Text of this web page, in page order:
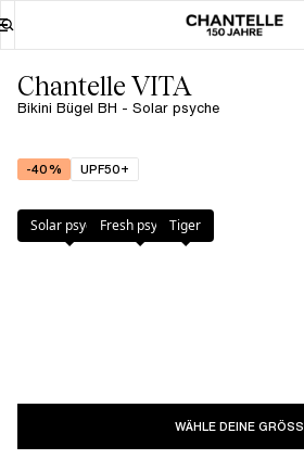
Chantelle VITA
Bikini Bügel BH - Solar psyche
-40% UPF50+
Farbe:Solar psyche
Solar psycheFresh psycheTiger
WÄHLE DEINE GRÖSSE